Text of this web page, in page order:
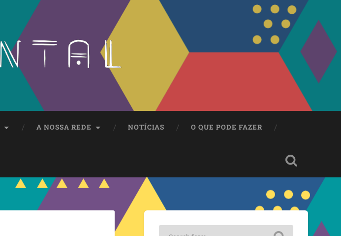
A NOSSA REDE NOTÍCIAS O QUE PODE FAZER